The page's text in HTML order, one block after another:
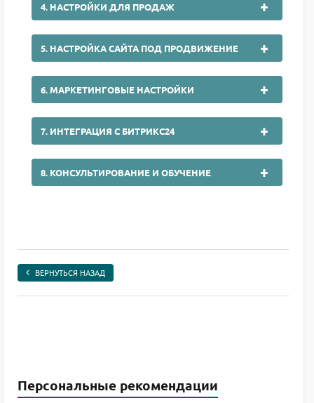
4. НАСТРОЙКИ ДЛЯ ПРОДАЖ
5. НАСТРОЙКА САЙТА ПОД ПРОДВИЖЕНИЕ
6. МАРКЕТИНГОВЫЕ НАСТРОЙКИ
7. ИНТЕГРАЦИЯ С БИТРИКС24
8. КОНСУЛЬТИРОВАНИЕ И ОБУЧЕНИЕ
ВЕРНУТЬСЯ НАЗАД
Персональные рекомендации